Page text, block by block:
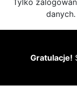
Tylko
danych.
Gratulacje!